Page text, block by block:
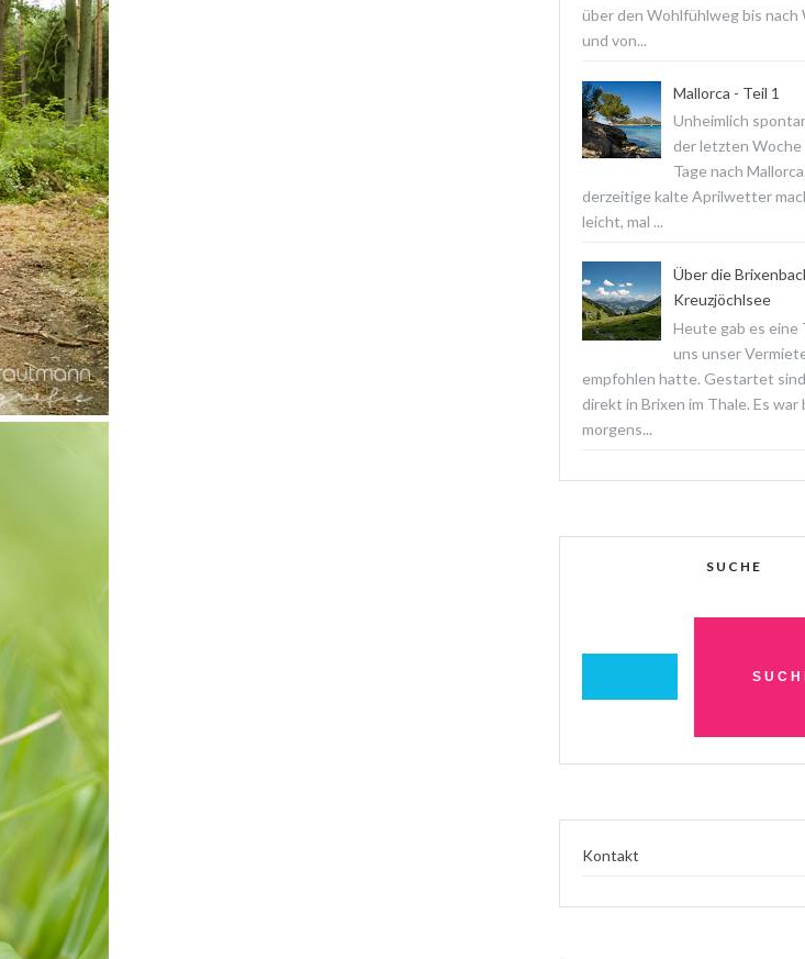
über den Wohlfühlweg bis
und von...
Mallorca - Teil 1
Unheimlich
der letzten Woche
Tage nach
derzeitige kalte Aprilwetter
leicht, mal ...
Über die
Kreuzjöchlsee
Heute gab es eine
uns unser
empfohlen hatte. Gestartet
direkt in Brixen im Thale. Es
morgens...
SUCHE
Kontakt